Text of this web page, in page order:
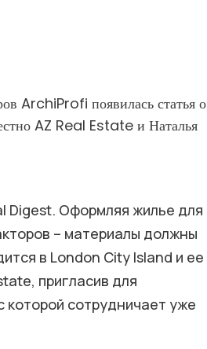
ArchiProfi появилась статья о
AZ Real Estate и Наталья
Оформляя жилье для
– материалы должны
в London City Island и ее
пригласив для
сотрудничает уже